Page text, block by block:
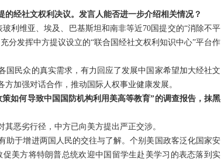
的经社文权利决议。发言人能否进一步介绍相关情况？
利维亚、埃及、巴基斯坦和南非等近70国提交的“消除不平
分发挥中方提议设立的“联合国经社文权利知识中心”平台作
民众的真实需求，有力回应了发展中国家希望加大经社文
加强对话合作，推动国际人权事业健康发展。
如何导致中国国防机构利用美高等教育”的调查报告，抹黑
恶劣行径，中方已向美方提出严正交涉。
助于增进两国人民的交往与了解。个别美国政客泛化国家安
美方将特朗普总统欢迎中国留学生赴美学习的表态落到实